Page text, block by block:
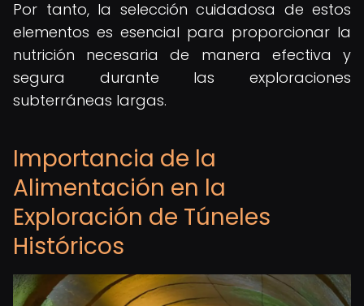
Por tanto, la selección cuidadosa de estos
elementos es esencial para proporcionar la
nutrición necesaria de manera efectiva y
segura durante las exploraciones
subterráneas largas.
Importancia de la
Alimentación en la
Exploración de Túneles
Históricos